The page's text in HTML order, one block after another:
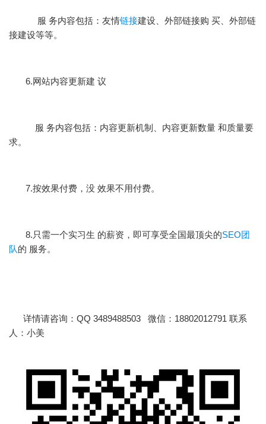
服 务内容包括：友情链接建设、外部链接购 买、外部链
接建设等等。
6.网站内容更新建 议
服 务内容包括：内容更新机制、内容更新数量 和质量要
求。
7.按效果付费，没 效果不用付费。
8.只需一个实习生 的薪资，即可享受全国最顶尖的SEO团
队的 服务。
详情请咨询：QQ 3489488503 微信：18802012791 联系
人：小美